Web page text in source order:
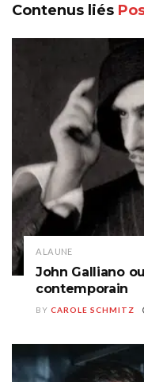
Contenus liés
A LA UNE
John Galliano
contemporain
BY CAROLE SCHMITZ